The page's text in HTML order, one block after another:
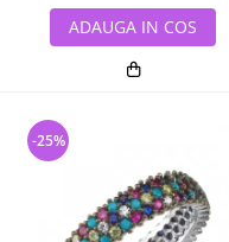
ADAUGA IN COS
-25%